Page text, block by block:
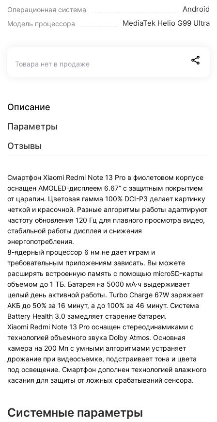
Операционная система Android
Модель процессора MediaTek Helio G99 Ultra
Товара нет в продаже
Описание
Параметры
Отзывы
Смартфон Xiaomi Redmi Note 13 Pro в фиолетовом корпусе
оснащен AMOLED-дисплеем 6.67” с защитным покрытием
от царапин. Цветовая гамма 100% DCI-P3 делает картинку
четкой и красочной. Разные алгоритмы работы адаптируют
частоту обновления 120 Гц для плавного просмотра видео,
стабильной работы дисплея и снижения
энергопотребления.
8-ядерный процессор 6 нм не дает играм и
требовательным приложениям зависать. Вы можете
расширять встроенную память с помощью microSD-карты
объемом до 1 ТБ. Батарея на 5000 мА∙ч выдерживает
целый день активной работы. Turbo Charge 67W заряжает
АКБ до 50% за 16 минут, а до 100% за 46 минут. Система
Battery Health 3.0 замедляет старение батареи.
Xiaomi Redmi Note 13 Pro оснащен стереодинамиками с
технологией объемного звука Dolby Atmos. Основная
камера на 200 Мп с умными алгоритмами устраняет
дрожание при видеосъемке, подстраивает тона и цвета
под освещение. Смартфон дополнен технологией влажного
касания для защиты от ложных срабатываний сенсора.
Системные параметры